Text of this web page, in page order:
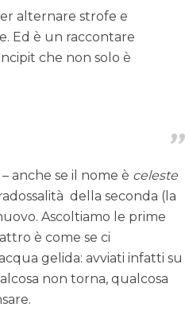
alternare strofe e
Ed è un raccontare
che non solo è
anche se il nome è celeste
della seconda (la
Ascoltiamo le prime
è come se ci
gelida: avviati infatti su
non torna, qualcosa